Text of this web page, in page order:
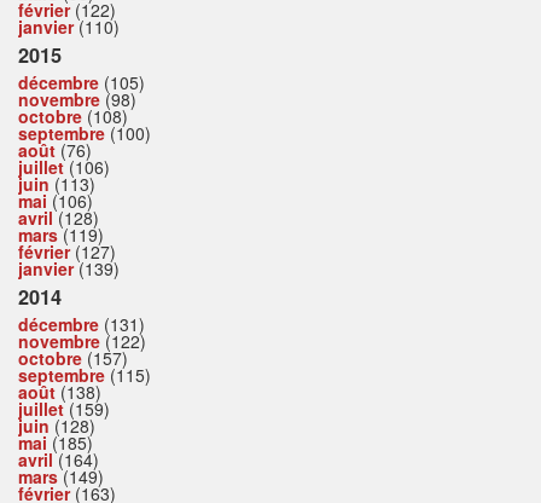
février(122)
janvier(110)
2015
décembre (105)
novembre (98)
octobre (108)
septembre (100)
août (76)
juillet(106)
juin (113)
mai (106)
avril(128)
mars(119)
février(127)
janvier(139)
2014
décembre (131)
novembre (122)
octobre (157)
septembre (115)
août (138)
juillet(159)
juin (128)
mai (185)
avril(164)
mars(149)
février(163)